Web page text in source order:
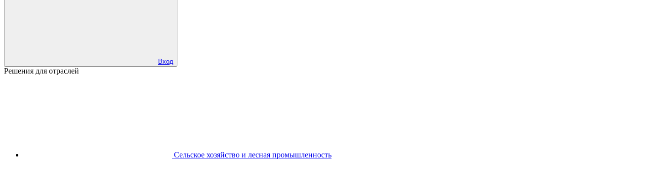
Вход
Решения для отраслей
Сельское хозяйство и лесная промышленность